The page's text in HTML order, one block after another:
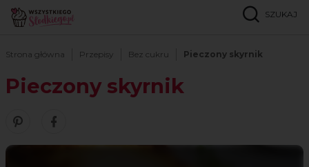
SZUKAJ
Strona główna Przepisy Bez cukru Pieczony skyrnik
Pieczony skyrnik
Zobacz nasze piny w serwisie Pinterest
Udostępnij ten przepis w serwisie Facebook